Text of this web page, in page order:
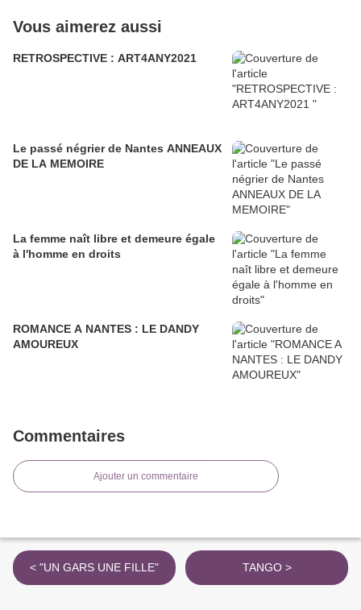
Vous aimerez aussi
RETROSPECTIVE : ART4ANY2021
Le passé négrier de Nantes ANNEAUX
DE LA MEMOIRE
La femme naît libre et demeure égale
à l'homme en droits
ROMANCE A NANTES : LE DANDY
AMOUREUX
Commentaires
Ajouter un commentaire
< "UN GARS UNE FILLE" TANGO >